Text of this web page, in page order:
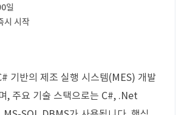
일
시 시작
기반의 제조 실행 시스템(MES) 개발
, 주요 기술 스택으로는 C#, .Net